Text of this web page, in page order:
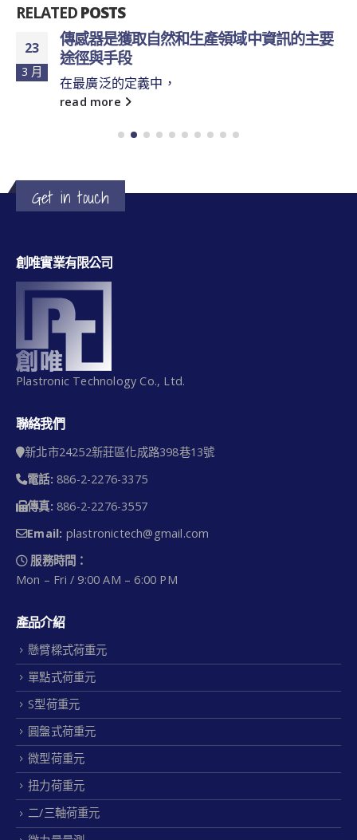
RELATEDPOSTS
23
3 月
傳感器是獲取自然和生產領域中資訊的主要
途徑與手段
在最廣泛的定義中，
read more
Get in touch
創唯實業有限公司
Plastronic Technology Co., Ltd.
聯絡我們
新北市24252新莊區化成路398巷13號
電話: 886-2-2276-3375
傳真: 886-2-2276-3557
Email: plastronictech@gmail.com
服務時間：
Mon – Fri / 9:00 AM – 6:00 PM
產品介紹
懸臂樑式荷重元
單點式荷重元
S型荷重元
圓盤式荷重元
微型荷重元
扭力荷重元
二/三軸荷重元